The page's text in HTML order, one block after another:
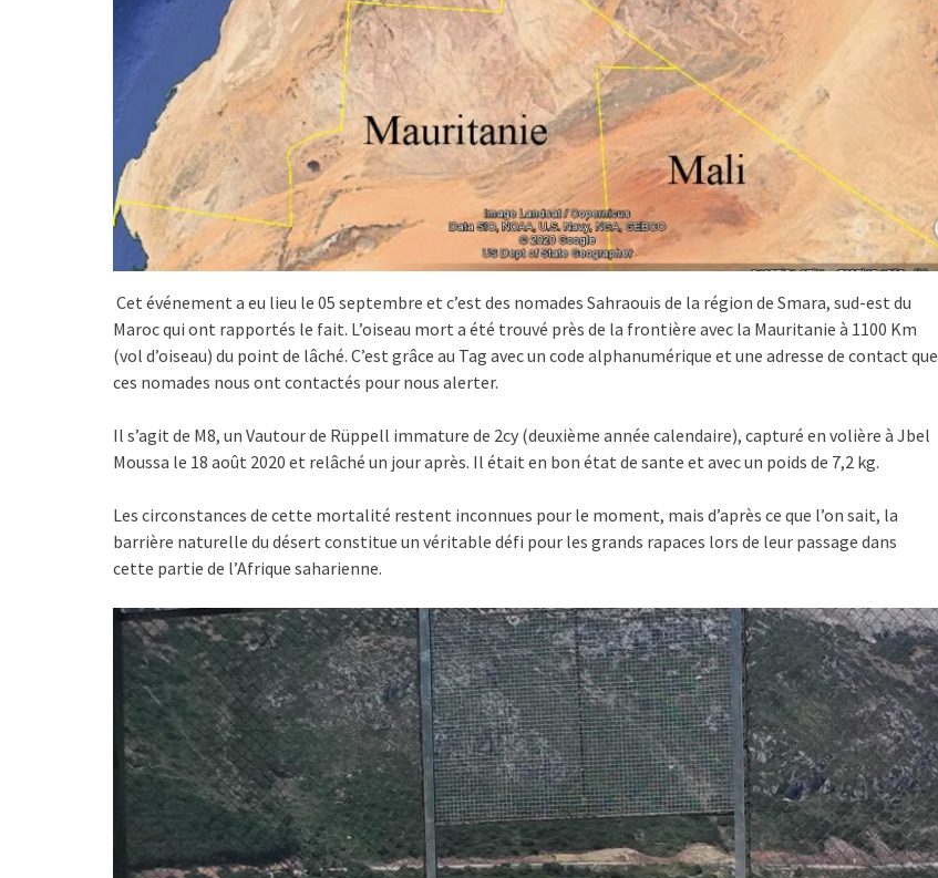
Cet événement a eu lieu le 05 septembre et c’est des nomades Sahraouis de la région de Smara, sud-est du
Maroc qui ont rapportés le fait. L’oiseau mort a été trouvé près de la frontière avec la Mauritanie à 1100 Km
(vol d’oiseau) du point de lâché. C’est grâce au Tag avec un code alphanumérique et une adresse de contact que
ces nomades nous ont contactés pour nous alerter.
Il s’agit de M8, un Vautour de Rüppell immature de 2cy (deuxième année calendaire), capturé en volière à Jbel
Moussa le 18 août 2020 et relâché un jour après. Il était en bon état de sante et avec un poids de 7,2 kg.
Les circonstances de cette mortalité restent inconnues pour le moment, mais d’après ce que l’on sait, la
barrière naturelle du désert constitue un véritable défi pour les grands rapaces lors de leur passage dans
cette partie de l’Afrique saharienne.